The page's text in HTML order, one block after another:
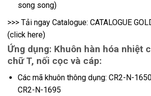
song song)
>>> Tải ngay Catalogue: CATALOGUE
(click here)
Ứng dụng: Khuôn hàn hóa nhiệt
chữ T, nối cọc và cáp:
Các mã khuôn thông dụng: CR2-N-
CR2-N-1695